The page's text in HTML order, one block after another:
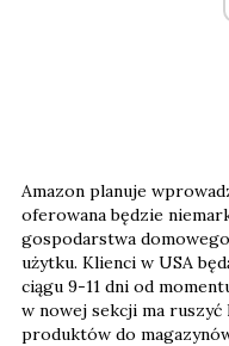
Amazon planuje
oferowana będzie
gospodarstwa
użytku. Klienci w USA
ciągu 9-11 dni od
w nowej sekcji ma
produktów do